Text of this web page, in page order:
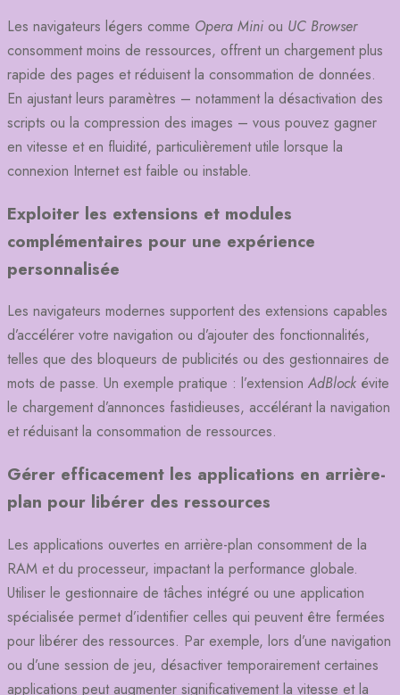
Les navigateurs légers comme Opera Mini ou UC Browser
consomment moins de ressources, offrent un chargement plus
rapide des pages et réduisent la consommation de données.
En ajustant leurs paramètres – notamment la désactivation des
scripts ou la compression des images – vous pouvez gagner
en vitesse et en fluidité, particulièrement utile lorsque la
connexion Internet est faible ou instable.
Exploiter les extensions et modules
complémentaires pour une expérience
personnalisée
Les navigateurs modernes supportent des extensions capables
d’accélérer votre navigation ou d’ajouter des fonctionnalités,
telles que des bloqueurs de publicités ou des gestionnaires de
mots de passe. Un exemple pratique : l’extension AdBlock évite
le chargement d’annonces fastidieuses, accélérant la navigation
et réduisant la consommation de ressources.
Gérer efficacement les applications en arrière-
plan pour libérer des ressources
Les applications ouvertes en arrière-plan consomment de la
RAM et du processeur, impactant la performance globale.
Utiliser le gestionnaire de tâches intégré ou une application
spécialisée permet d’identifier celles qui peuvent être fermées
pour libérer des ressources. Par exemple, lors d’une navigation
ou d’une session de jeu, désactiver temporairement certaines
applications peut augmenter significativement la vitesse et la